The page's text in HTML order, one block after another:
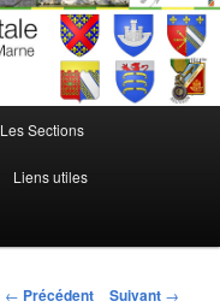
Les Sections
Liens utiles
Navigation
← Précédent Suivant →